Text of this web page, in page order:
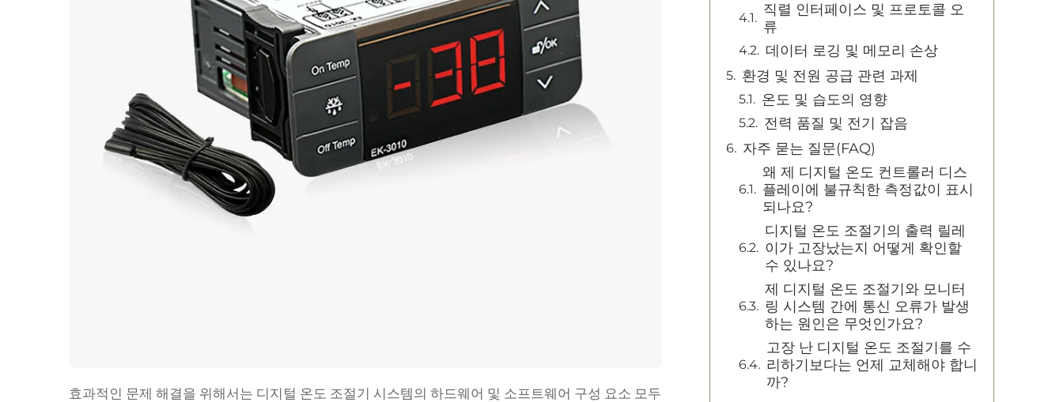
효과적인 문제 해결을 위해서는 디지털 온도 조절기 시스템의 하드웨어 및 소프트웨어 구성 요소 모두
직렬 인터페이스 및 프로토콜 오
류
데이터 로깅 및 메모리 손상
환경 및 전원 공급 관련 과제
온도 및 습도의 영향
전력 품질 및 전기 잡음
자주 묻는 질문(FAQ)
왜 제 디지털 온도 컨트롤러 디스
플레이에 불규칙한 측정값이 표시
되나요?
디지털 온도 조절기의 출력 릴레
이가 고장났는지 어떻게 확인할
수 있나요?
제 디지털 온도 조절기와 모니터
링 시스템 간에 통신 오류가 발생
하는 원인은 무엇인가요?
고장 난 디지털 온도 조절기를 수
리하기보다는 언제 교체해야 합니
까?